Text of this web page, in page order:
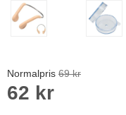
Normalpris 69 kr
62 kr